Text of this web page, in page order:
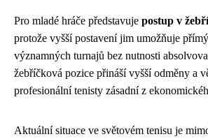
Pro mladé hráče představuje postup v
protože vyšší postavení jim umožňuje
významných turnajů bez nutnosti
žebříčková pozice přináší vyšší odměny a
profesionální tenisty zásadní z
Aktuální situace ve světovém tenisu je